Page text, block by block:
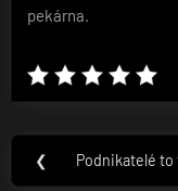
pekárna.
Navigace
❮
Previous
Podnikatelé to